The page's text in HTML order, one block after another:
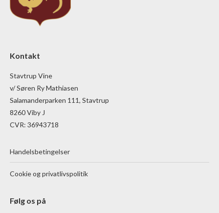
Kontakt
Stavtrup Vine
v/ Søren Ry Mathiasen
Salamanderparken 111, Stavtrup
8260 Viby J
CVR: 36943718
Handelsbetingelser
Cookie og privatlivspolitik
Følg os på